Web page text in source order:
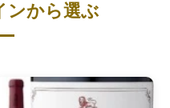
ンから選ぶ